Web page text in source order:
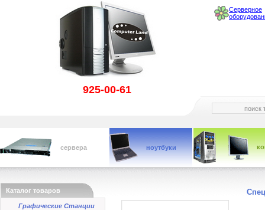
925-00-61
Серверное
сервера ноутбуки
Каталог товаров
Графические Станции